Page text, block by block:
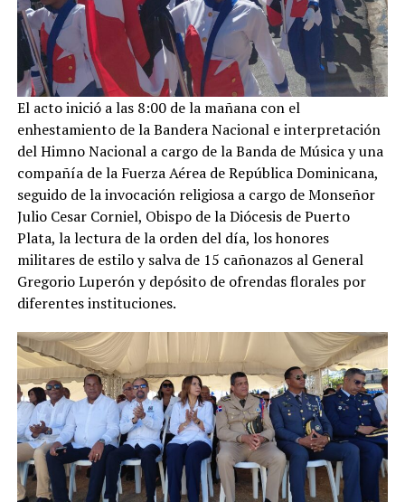
El acto inició a las 8:00 de la mañana con el
enhestamiento de la Bandera Nacional e interpretación
del Himno Nacional a cargo de la Banda de Música y una
compañía de la Fuerza Aérea de República Dominicana,
seguido de la invocación religiosa a cargo de Monseñor
Julio Cesar Corniel, Obispo de la Diócesis de Puerto
Plata, la lectura de la orden del día, los honores
militares de estilo y salva de 15 cañonazos al General
Gregorio Luperón y depósito de ofrendas florales por
diferentes instituciones.